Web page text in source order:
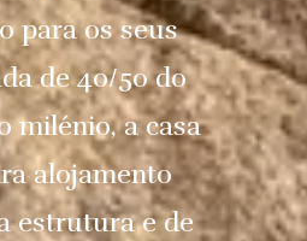
para os seus
de 40/50 do
milénio, a casa
alojamento
estrutura e de